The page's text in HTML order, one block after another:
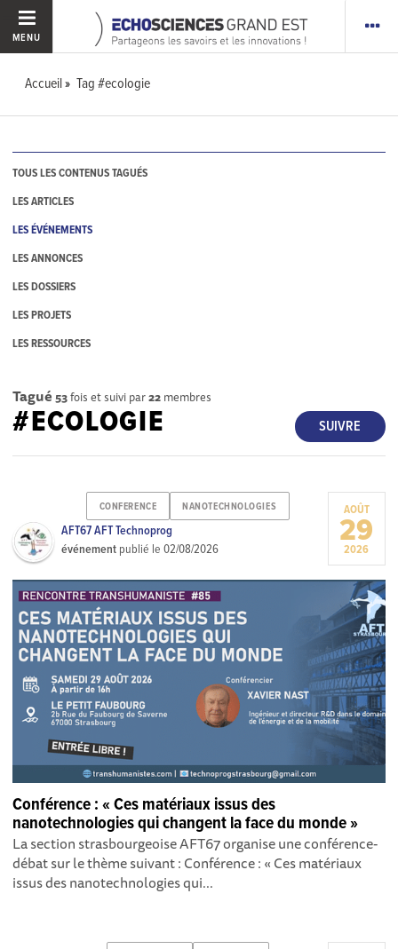
MENU
Accueil Tag #ecologie
TOUS LES CONTENUS TAGUÉS
LES ARTICLES
LES ÉVÉNEMENTS
LES ANNONCES
LES DOSSIERS
LES PROJETS
LES RESSOURCES
Tagué 53fois et suivi par22 membres
SUIVRE
#ECOLOGIE
CONFERENCE NANOTECHNOLOGIES
AFT67 AFT Technoprog
événement publié le02/08/2026
AOÛT
29
2026
Conférence : « Ces matériaux issus des
nanotechnologies qui changent la face du monde »
La section strasbourgeoise AFT67 organise une conférence-
débat sur le thème suivant : Conférence : « Ces matériaux
issus des nanotechnologies qui...